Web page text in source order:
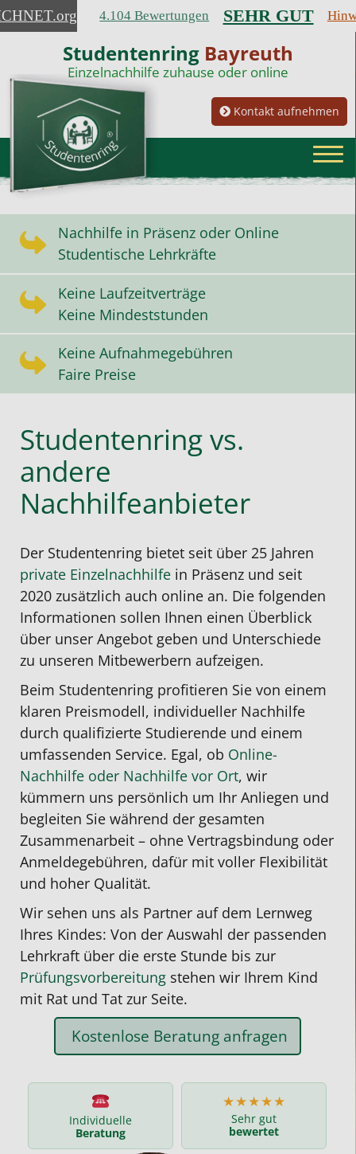
.org 4.104 Bewertungen SEHR GUT
Studentenring Bayreuth
Einzelnachhilfe zuhause oder online
Kontakt aufnehmen
Nachhilfe in Präsenz oder Online
Studentische Lehrkräfte
Keine Laufzeitverträge
Keine Mindeststunden
Keine Aufnahmegebühren
Faire Preise
Studentenring vs.
andere
Nachhilfeanbieter
Der Studentenring bietet seit über 25 Jahren
private Einzelnachhilfe in Präsenz und seit
2020 zusätzlich auch online an. Die folgenden
Informationen sollen Ihnen einen Überblick
über unser Angebot geben und Unterschiede
zu unseren Mitbewerbern aufzeigen.
Beim Studentenring profitieren Sie von einem
klaren Preismodell, individueller Nachhilfe
durch qualifizierte Studierende und einem
umfassenden Service. Egal, ob Online-
Nachhilfe oder Nachhilfe vor Ort, wir
kümmern uns persönlich um Ihr Anliegen und
begleiten Sie während der gesamten
Zusammenarbeit – ohne Vertragsbindung oder
Anmeldegebühren, dafür mit voller Flexibilität
und hoher Qualität.
Wir sehen uns als Partner auf dem Lernweg
Ihres Kindes: Von der Auswahl der passenden
Lehrkraft über die erste Stunde bis zur
Prüfungsvorbereitung stehen wir Ihrem Kind
mit Rat und Tat zur Seite.
Kostenlose Beratung anfragen
Individuelle
Beratung
★★★★★
Sehr gut
bewertet